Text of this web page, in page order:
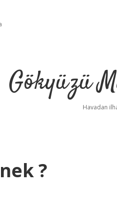
Gökyüzü
Havadan
?